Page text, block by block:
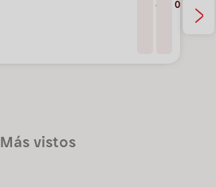
Más vistos
4
0